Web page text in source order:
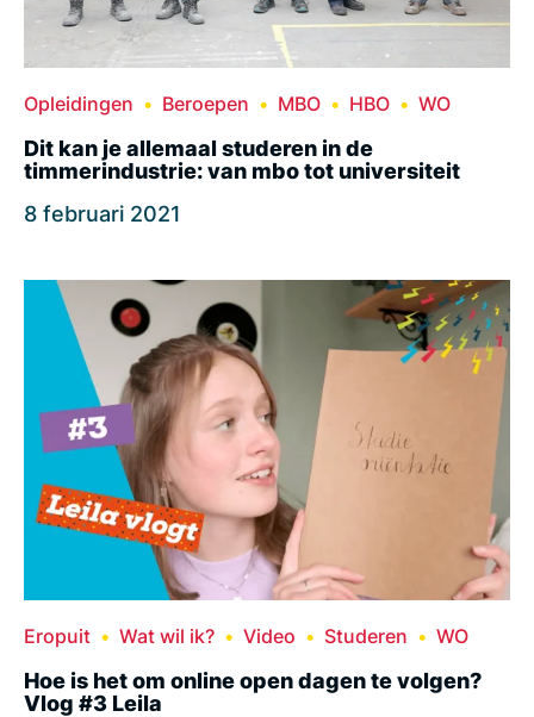
Opleidingen Beroepen MBO HBO WO
Dit kan je allemaal studeren in de
timmerindustrie: van mbo tot universiteit
8 februari 2021
Eropuit Wat wil ik? Video Studeren WO
Hoe is het om online open dagen te volgen?
Vlog #3 Leila